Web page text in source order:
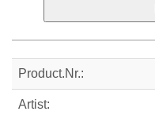
Product.Nr.:
Artist: